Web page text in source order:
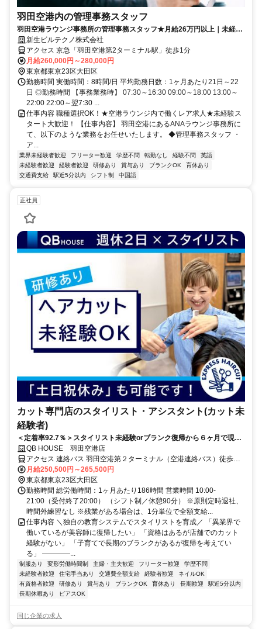
羽田空港内の管理事務スタッフ
羽田空港ラウンジ事務所の管理事務スタッフ★月給26万円以上｜未経験
歓迎｜残業代全額支給
新生ビルテクノ株式会社
アクセス 京急「羽田空港第2ターミナル駅」徒歩1分
月給260,000円～280,000円
東京都東京23区大田区
勤務時間 実働時間：8時間/日 平均勤務日数：1ヶ月あたり21日～22
日 ◎勤務時間 【事務業務時】 07:30～16:30 09:00～18:00 13:00～
22:00 22:00～翌7:30 ...
仕事内容 職種選択OK！★空港ラウンジ内で働くレア求人★未経験ス
タート大歓迎！ 【仕事内容】 羽田空港にあるANAラウンジ事務所に
て、以下のような業務をお任せいたします。 ◆管理事務スタッフ ・
ア...
業界未経験者歓迎 フリーター歓迎 学歴不問 転勤なし 経験不問
英語
未経験者歓迎
経験者歓迎 研修あり 賞与あり ブランクOK
育休あり
交通費支給
駅近5分以内 シフト制 中国語
正社員
カット専門店のスタイリスト・アシスタント(カット未
経験者)
＜定着率92.7％＞スタイリスト未経験orブランク復帰から６ヶ月で現場
デビューが可能！安定の月給制×週休2日×休憩90分◎土日祝休みもOKな
希望休が月に3日あり！
QB HOUSE 羽田空港店
アクセス 連絡バス 羽田空港第２ターミナル（空港連絡バス）徒歩約1
分、京急空港線 羽田空港第１・第２ターミナル（京急）第2旅客ター
ミナル口徒歩約1分、東京モノレール 羽田空港第２ターミナル（モノ
レール）徒歩約1分
月給250,500円～265,500円
東京都東京23区大田区
勤務時間 総労働時間：1ヶ月あたり186時間 営業時間 10:00-
21:00（受付終了20:00） （シフト制／休憩90分） ※原則定時退社、
時間外練習なし ※残業がある場合は、1分単位で全額支給...
仕事内容 ＼独自の教育システムでスタイリストを育成／ 「異業界で
働いているが美容師に復帰したい」 「資格はあるが店舗でのカット
経験がない」 「子育てで長期のブランクがあるが復帰を考えてい
る」 ――――...
制服あり 変形労働時間制 主婦・主夫歓迎 フリーター歓迎
学歴不問
未経験者歓迎
住宅手当あり 交通費全額支給 経験者歓迎
ネイルOK
有資格者歓迎
研修あり 賞与あり ブランクOK 育休あり 長期歓迎
駅近5分以内
長期休暇あり
ピアスOK
同じ企業の求人